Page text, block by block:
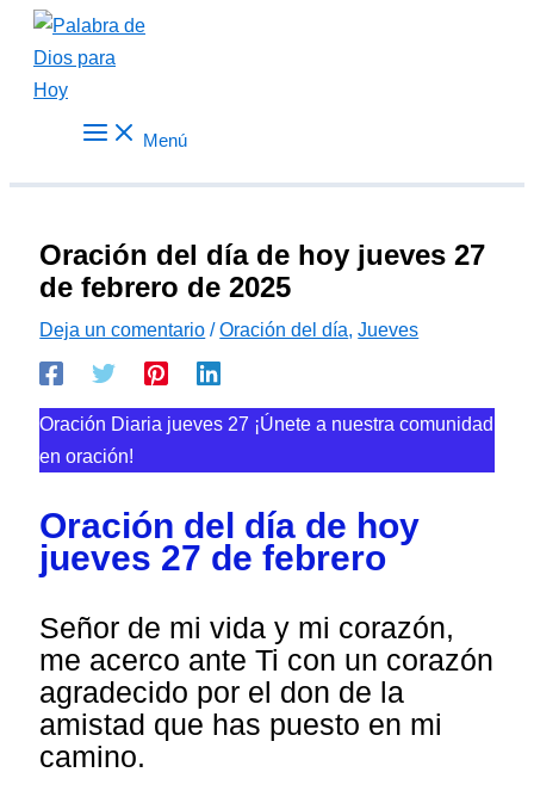
contenido
Menú
Oración del día de hoy jueves 27
de febrero de 2025
Deja un comentario /Oración del día,Jueves
Oración Diaria jueves 27 ¡Únete a nuestra comunidad
en oración!
Oración del día de hoy
jueves 27 de febrero
Señor de mi vida y mi corazón,
me acerco ante Ti con un corazón
agradecido por el don de la
amistad que has puesto en mi
camino.